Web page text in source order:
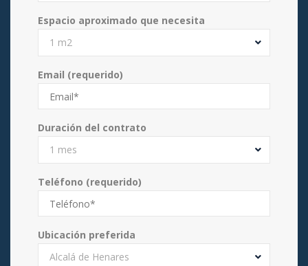
Espacio aproximado que necesita
1 m2
Email (requerido)
Duración del contrato
1 mes
Teléfono (requerido)
Ubicación preferida
Alcalá de Henares